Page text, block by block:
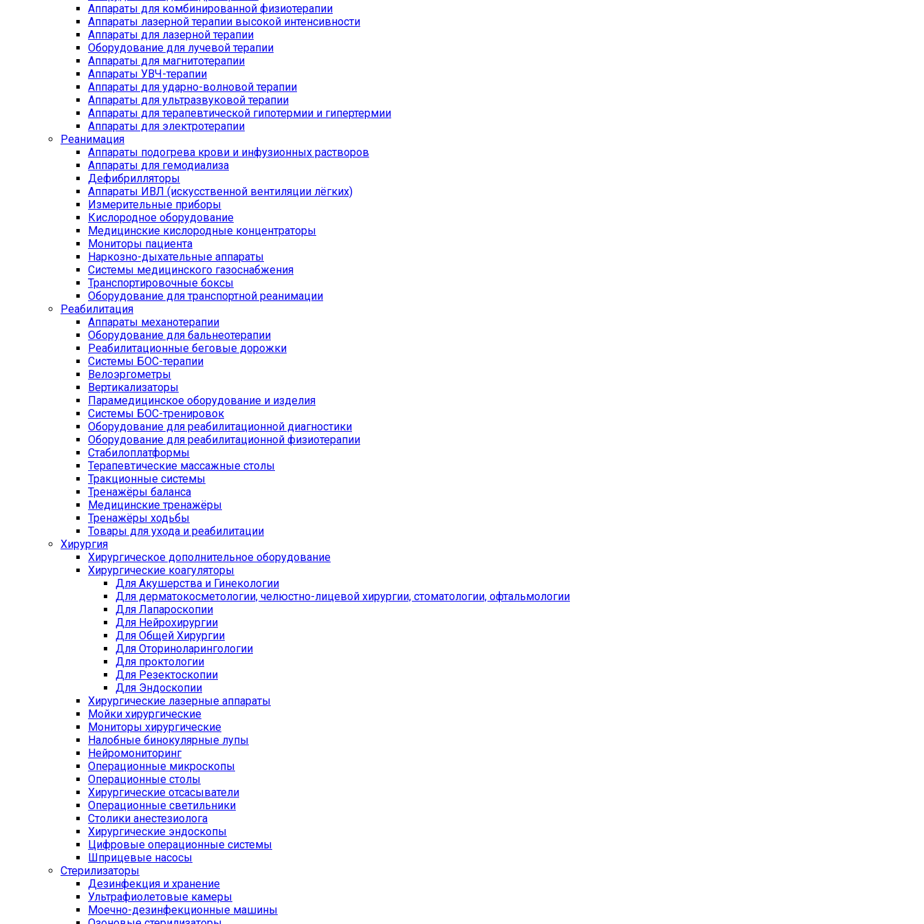
Аппараты для комбинированной физиотерапии
Аппараты лазерной терапии высокой интенсивности
Аппараты для лазерной терапии
Оборудование для лучевой терапии
Аппараты для магнитотерапии
Аппараты УВЧ-терапии
Аппараты для ударно-волновой терапии
Аппараты для ультразвуковой терапии
Аппараты для терапевтической гипотермии и гипертермии
Аппараты для электротерапии
Реанимация
Аппараты подогрева крови и инфузионных растворов
Аппараты для гемодиализа
Дефибрилляторы
Аппараты ИВЛ (искусственной вентиляции лёгких)
Измерительные приборы
Кислородное оборудование
Медицинские кислородные концентраторы
Мониторы пациента
Наркозно-дыхательные аппараты
Системы медицинского газоснабжения
Транспортировочные боксы
Оборудование для транспортной реанимации
Реабилитация
Аппараты механотерапии
Оборудование для бальнеотерапии
Реабилитационные беговые дорожки
Системы БОС-терапии
Велоэргометры
Вертикализаторы
Парамедицинское оборудование и изделия
Системы БОС-тренировок
Оборудование для реабилитационной диагностики
Оборудование для реабилитационной физиотерапии
Стабилоплатформы
Терапевтические массажные столы
Тракционные системы
Тренажёры баланса
Медицинские тренажёры
Тренажёры ходьбы
Товары для ухода и реабилитации
Хирургия
Хирургическое дополнительное оборудование
Хирургические коагуляторы
Для Акушерства и Гинекологии
Для дерматокосметологии, челюстно-лицевой хирургии, стоматологии, офтальмологии
Для Лапароскопии
Для Нейрохирургии
Для Общей Хирургии
Для Оториноларингологии
Для проктологии
Для Резектоскопии
Для Эндоскопии
Хирургические лазерные аппараты
Мойки хирургические
Мониторы хирургические
Налобные бинокулярные лупы
Нейромониторинг
Операционные микроскопы
Операционные столы
Хирургические отсасыватели
Операционные светильники
Столики анестезиолога
Хирургические эндоскопы
Цифровые операционные системы
Шприцевые насосы
Стерилизаторы
Дезинфекция и хранение
Ультрафиолетовые камеры
Моечно-дезинфекционные машины